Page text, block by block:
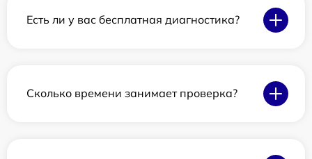
Есть ли у вас бесплатная диагностика?
Сколько времени занимает проверка?